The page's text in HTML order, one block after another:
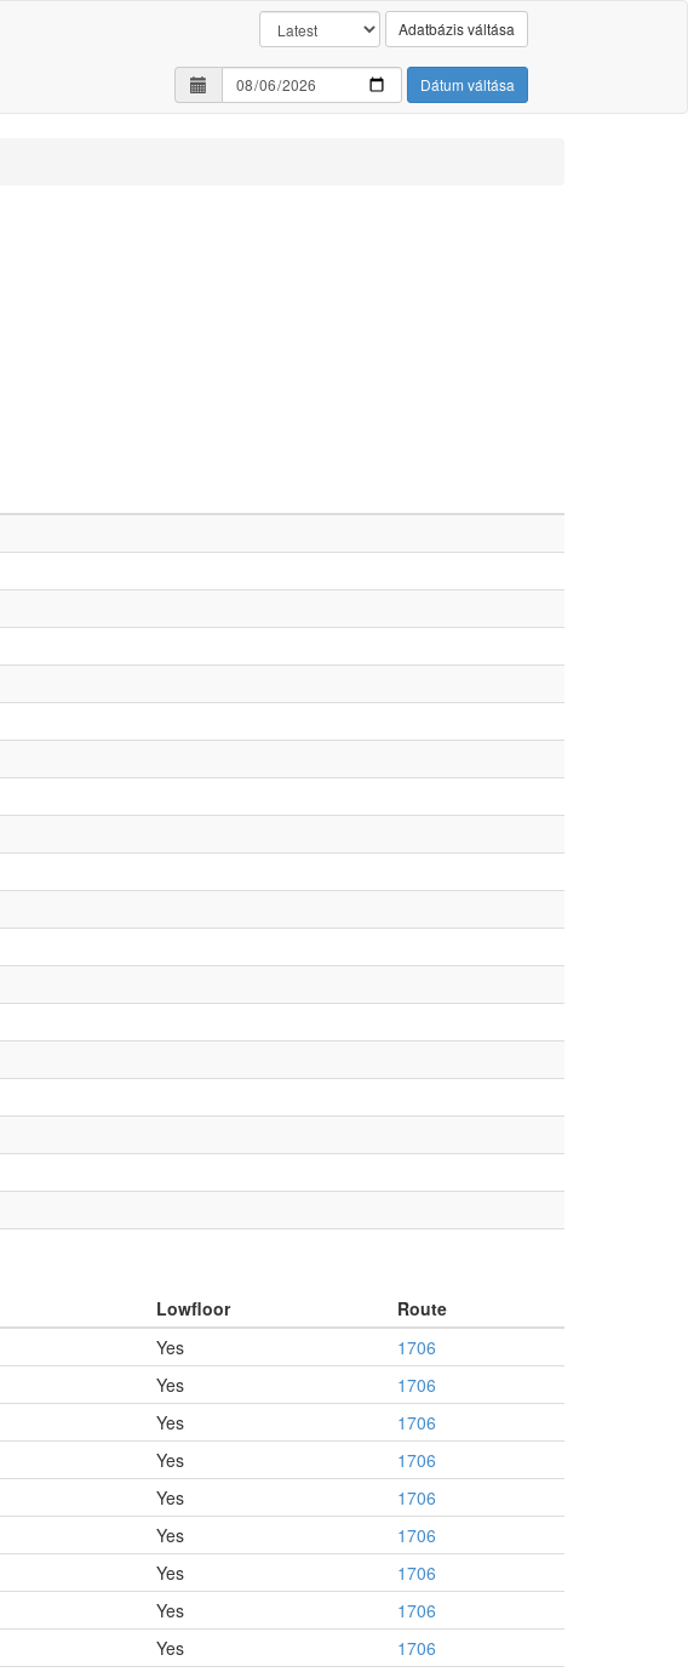
Adatbázis váltása
Dátum váltása
Lowfloor
Route
Yes
1706
Yes
1706
Yes
1706
Yes
1706
Yes
1706
Yes
1706
Yes
1706
Yes
1706
Yes
1706